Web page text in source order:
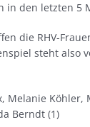
in den letzten 5
die RHV-
steht also
Melanie
Berndt (1)